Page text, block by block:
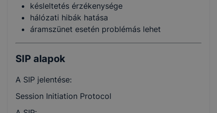
késleltetés érzékenysége
hálózati hibák hatása
áramszünet esetén problémás lehet
SIP alapok
A SIP jelentése:
Session Initiation Protocol